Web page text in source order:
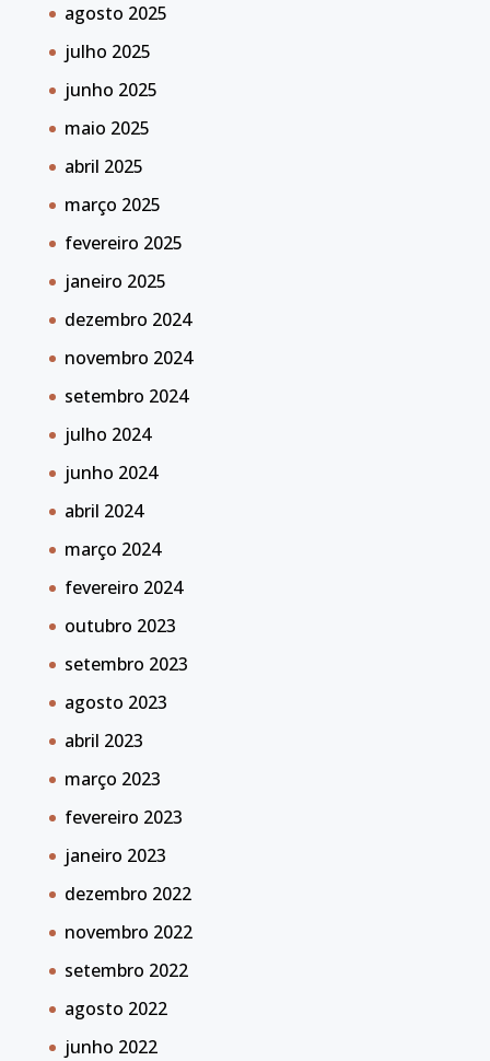
agosto 2025
julho 2025
junho 2025
maio 2025
abril 2025
março 2025
fevereiro 2025
janeiro 2025
dezembro 2024
novembro 2024
setembro 2024
julho 2024
junho 2024
abril 2024
março 2024
fevereiro 2024
outubro 2023
setembro 2023
agosto 2023
abril 2023
março 2023
fevereiro 2023
janeiro 2023
dezembro 2022
novembro 2022
setembro 2022
agosto 2022
junho 2022